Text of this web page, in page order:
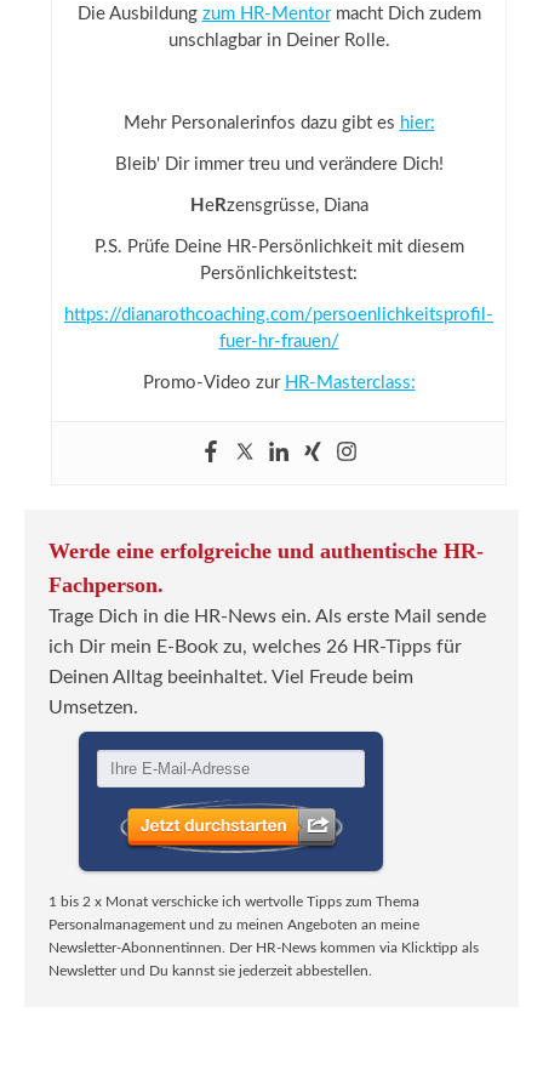
Die Ausbildung zum HR-Mentormacht Dich zudem
unschlagbar in Deiner Rolle.
Mehr Personalerinfos dazu gibt es hier:
Bleib' Dir immer treu und verändere Dich!
H eRzensgrüsse, Diana
P.S. Prüfe Deine HR-Persönlichkeit mit diesem
Persönlichkeitstest:
https://dianarothcoaching.com/persoenlichkeitsprofil-
fuer-hr-frauen/
Promo-Video zur HR-Masterclass:
Werde eine erfolgreiche und authentische HR-
Fachperson.
Trage Dich in die HR-News ein. Als erste Mail sende
ich Dir mein E-Book zu, welches 26 HR-Tipps für
Deinen Alltag beeinhaltet. Viel Freude beim
Umsetzen.
1 bis 2 x Monat verschicke ich wertvolle Tipps zum Thema
Personalmanagement und zu meinen Angeboten an meine
Newsletter-Abonnentinnen. Der HR-News kommen via Klicktipp als
Newsletter und Du kannst sie jederzeit abbestellen.